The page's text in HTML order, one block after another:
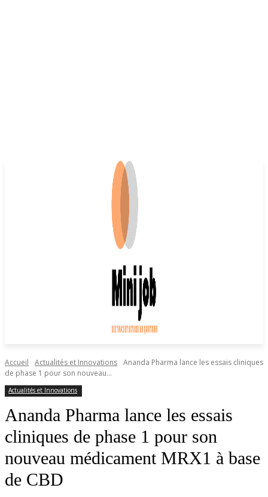
Accueil Actualités et Innovations Ananda Pharma lance les essais cliniques
de phase 1 pour son nouveau...
Actualités et Innovations
Ananda Pharma lance les essais
cliniques de phase 1 pour son
nouveau médicament MRX1 à base
de CBD